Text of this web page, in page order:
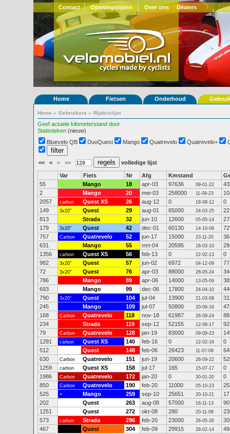
Contact Openingstijden Over ons Dealers
Home Fietsen Onderhoud
Home » Gebruikers » Rijderslijst
Geef actuele kilometerstand door
Statistieken (nieuw)
Bluevelo QB
DuoQuest Mango Quatrevelo Quatrevelo+
<< < > >> volledige lijst
Var Fiets Nr Afg Kmstand
55
Mango 18 apr-03 97636 09-01-22
2
Mango 20 mei-03 258000 11-09-23
2057
carbon Quest XS 26 aug-12 0 18-08-12
0
149
3x20" Quest 29 aug-01 65000 24-03-25
813
Strada 32 jun-10 12600 05-05-14
179
3x20" Quest 42 dec-01 60130 14-10-08
757
Carbon Quatrevelo 52 jun-17 15000 23-11-20
631
Mango 55 mrt-04 20595 18-03-10
1356
carbon Quest XS 56 feb-13 0 22-02-13
0
982
3x20" Quest 57 jun-02 6972 04-12-09
77
72
3x20" Quest 76 apr-03 88000 28-05-24
786
Mango 89 apr-06 14000 13-05-09
693
Mango 99 dec-06 17800 24-04-10
790
3x20" Quest 104 jul-04 13900 21-03-08
245
Mango 109 jul-07 50800 20-06-16
168
Carbon Quatrevelo 118 nov-18 61987 28-09-24
234
Strada 119 sep-12 52155 12-06-17
79
Carbon Quatrevelo 128 jan-19 83000 09-09-23
1291
carbon Quest XS 140 feb-16 0 12-02-16
0
512
Quest 148 feb-06 26423 11-07-09
630
Carbon Quatrevelo 151 jun-19 20600 28-09-22
1259
carbon Quest XS 158 jul-17 165 15-07-17
0
1986
Carbon Quatrevelo 172 jan-20 0 30-01-20
0
850
Carbon Quatrevelo 190 feb-20 11000 05-10-23
525
+ Mango 259 sep-10 25651 20-10-21
202
Quest 263 aug-08 57000 16-11-13
1251
Quest 272 okt-08 280 20-11-08
573
carbon Strada 296 feb-20 23000 26-05-26
467
Quest 304 feb-09 29915 28-02-14